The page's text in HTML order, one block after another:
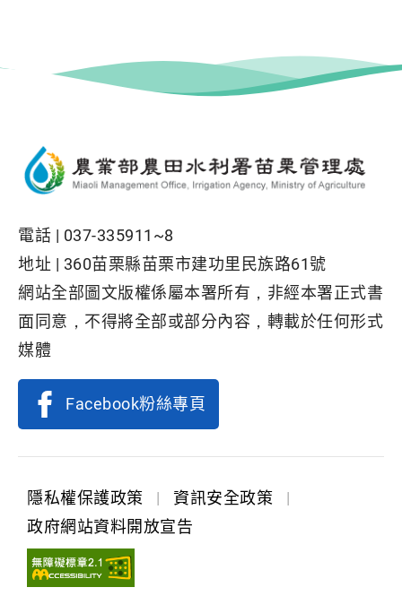
電話 | 037-335911~8
地址 | 360苗栗縣苗栗市建功里民族路61號
網站全部圖文版權係屬本署所有，非經本署正式書
面同意，不得將全部或部分內容，轉載於任何形式
媒體
Facebook粉絲專頁
隱私權保護政策 | 資訊安全政策
|
政府網站資料開放宣告